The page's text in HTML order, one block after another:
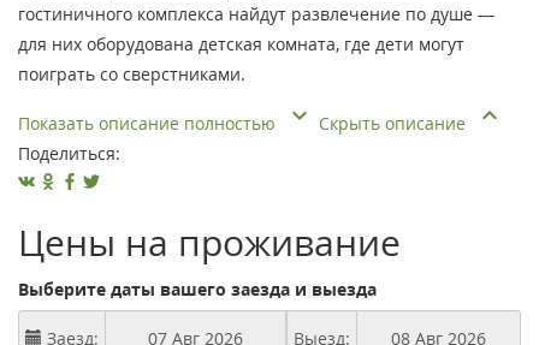
гостиничного комплекса найдут развлечение по душе —
для них оборудована детская комната, где дети могут
поиграть со сверстниками.
Показать описание полностью
Скрыть описание
Поделиться:
Цены на проживание
Выберите даты вашего заезда и выезда
Заезд:
Выезд: